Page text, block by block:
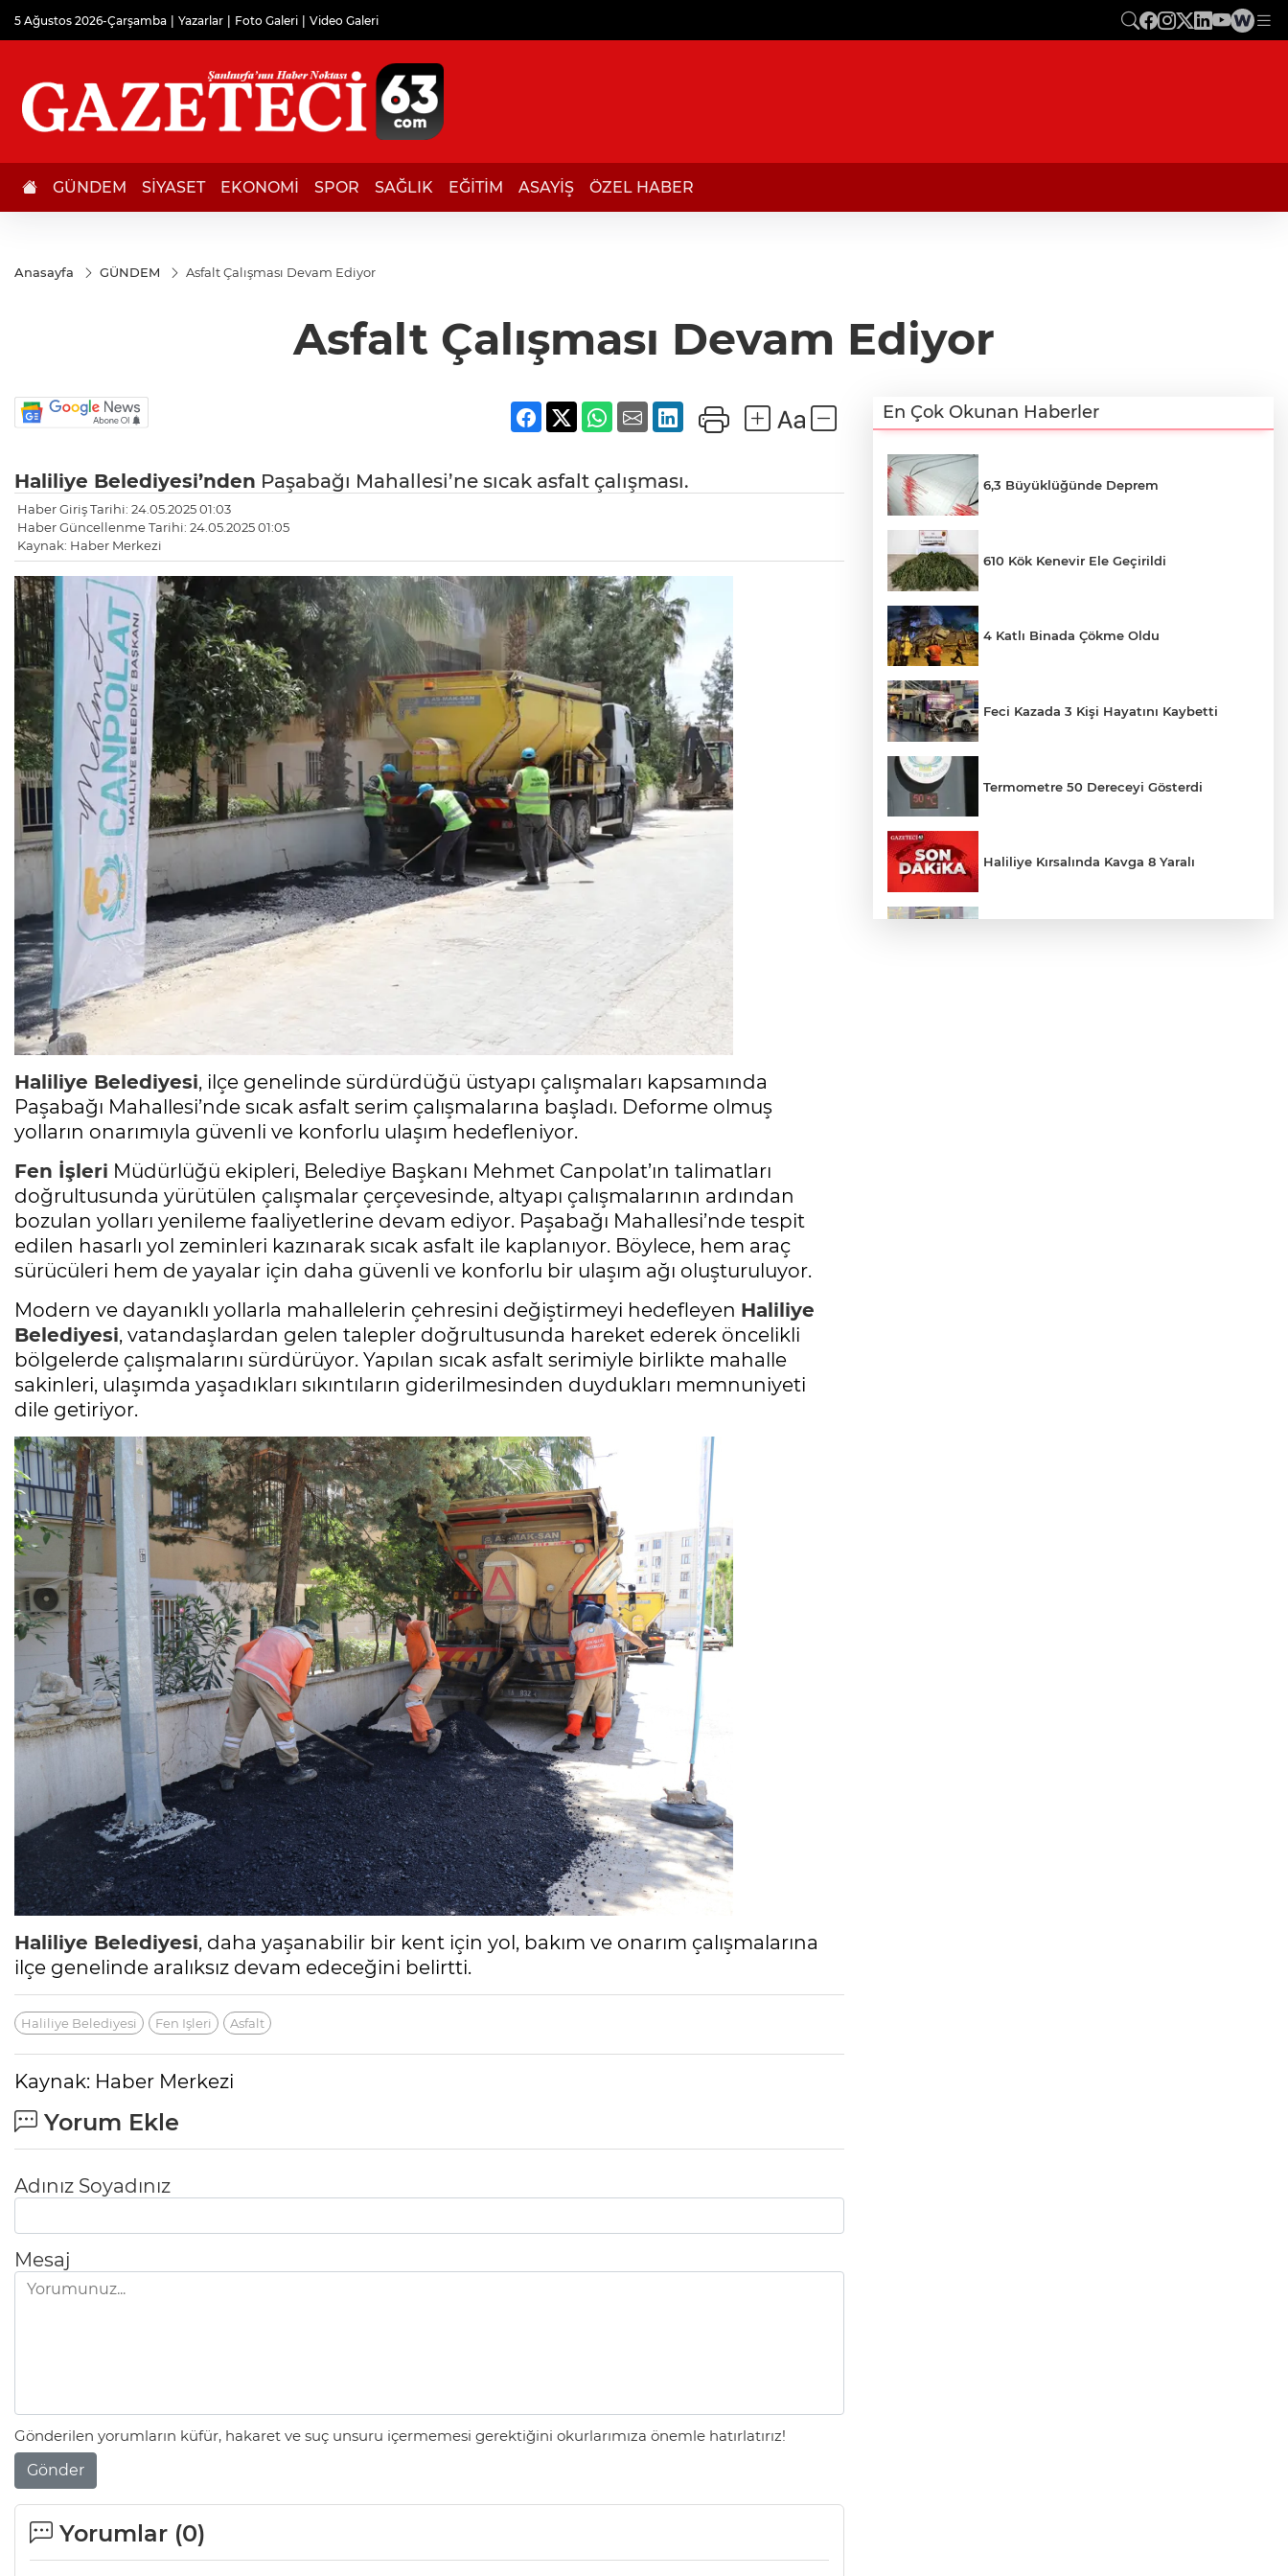
5 Ağustos 2026-Çarşamba Yazarlar Foto Galeri Video Galeri
GÜNDEM SİYASET EKONOMİ SPOR SAĞLIK EĞİTİM ASAYİŞ ÖZEL HABER
Anasayfa GÜNDEM Asfalt Çalışması Devam Ediyor
Asfalt Çalışması Devam Ediyor
Haliliye Belediyesi’nden Paşabağı Mahallesi’ne sıcak asfalt çalışması.
Haber Giriş Tarihi: 24.05.2025 01:03
Haber Güncellenme Tarihi: 24.05.2025 01:05
Kaynak: Haber Merkezi
Haliliye Belediyesi, ilçe genelinde sürdürdüğü üstyapı çalışmaları kapsamında
Paşabağı Mahallesi’nde sıcak asfalt serim çalışmalarına başladı. Deforme olmuş
yolların onarımıyla güvenli ve konforlu ulaşım hedefleniyor.
Fen İşleri Müdürlüğü ekipleri, Belediye Başkanı Mehmet Canpolat’ın talimatları
doğrultusunda yürütülen çalışmalar çerçevesinde, altyapı çalışmalarının ardından
bozulan yolları yenileme faaliyetlerine devam ediyor. Paşabağı Mahallesi’nde tespit
edilen hasarlı yol zeminleri kazınarak sıcak asfalt ile kaplanıyor. Böylece, hem araç
sürücüleri hem de yayalar için daha güvenli ve konforlu bir ulaşım ağı oluşturuluyor.
Modern ve dayanıklı yollarla mahallelerin çehresini değiştirmeyi hedefleyen Haliliye
Belediyesi, vatandaşlardan gelen talepler doğrultusunda hareket ederek öncelikli
bölgelerde çalışmalarını sürdürüyor. Yapılan sıcak asfalt serimiyle birlikte mahalle
sakinleri, ulaşımda yaşadıkları sıkıntıların giderilmesinden duydukları memnuniyeti
dile getiriyor.
Haliliye Belediyesi, daha yaşanabilir bir kent için yol, bakım ve onarım çalışmalarına
ilçe genelinde aralıksız devam edeceğini belirtti.
Haliliye Belediyesi Fen Işleri Asfalt
Kaynak: Haber Merkezi
Yorum Ekle
Adınız Soyadınız
Mesaj
Gönderilen yorumların küfür, hakaret ve suç unsuru içermemesi gerektiğini okurlarımıza önemle hatırlatırız!
Gönder
Yorumlar (0)
En Çok Okunan Haberler
6,3 Büyüklüğünde Deprem
610 Kök Kenevir Ele Geçirildi
4 Katlı Binada Çökme Oldu
Feci Kazada 3 Kişi Hayatını Kaybetti
Termometre 50 Dereceyi Gösterdi
Haliliye Kırsalında Kavga 8 Yaralı